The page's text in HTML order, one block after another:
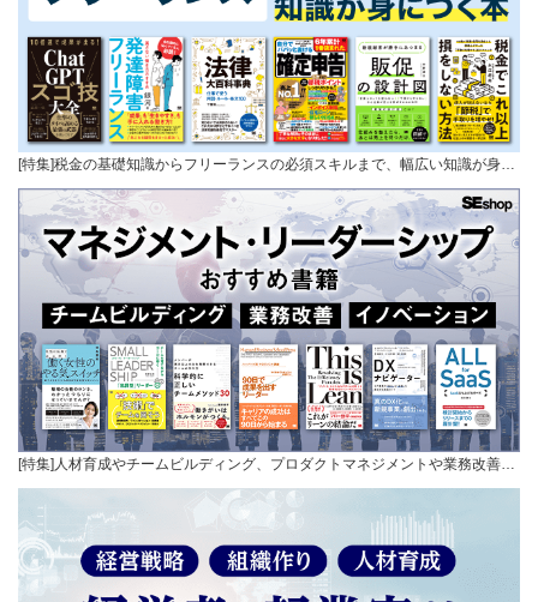
[特集]税金の基礎知識からフリーランスの必須スキルまで、幅広い知識が身…
[特集]人材育成やチームビルディング、プロダクトマネジメントや業務改善…